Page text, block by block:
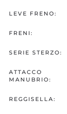
LEVE FRENO:
FRENI:
SERIE STERZO:
ATTACCO
MANUBRIO:
REGGISELLA: